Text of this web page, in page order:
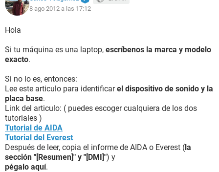
8 ago 2012 a las 17:12
Hola
Si tu máquina es una laptop, escríbenos la marca y modelo
exacto.
Si no lo es, entonces:
Lee este articulo para identificarel dispositivo de sonido y la
placa base.
Link del articulo: ( puedes escoger cualquiera de los dos
tutoriales )
Tutorial de AIDA
Tutorial del Everest
Después de leer, copia el informe de AIDA o Everest (la
sección "[Resumen]" y "[DMI]") y
pégalo aquí.